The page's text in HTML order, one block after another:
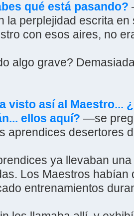
qué está pasando?
la perplejidad escrita
con esos aires, no
algo grave?
visto así al Maestro...
ellos aquí? —se
aprendices desertores
ya llevaban
Los Maestros habían
entrenamientos